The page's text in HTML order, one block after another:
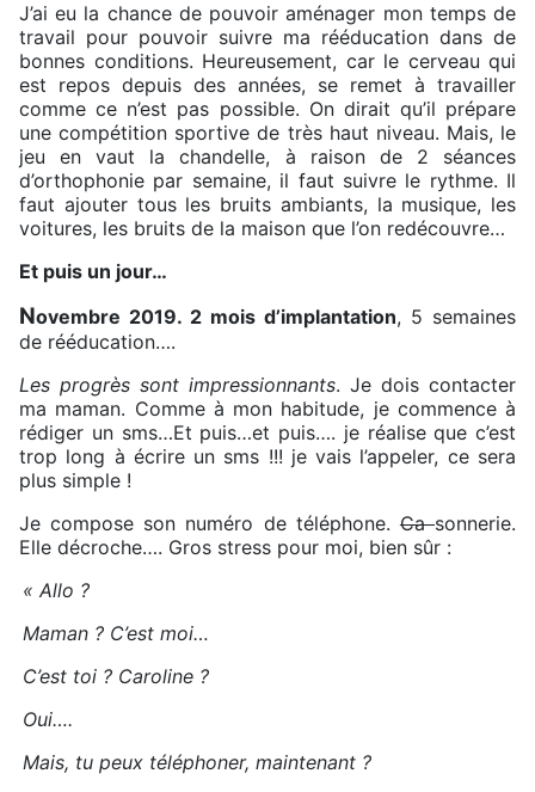
J’ai eu la chance de pouvoir aménager mon temps de
travail pour pouvoir suivre ma rééducation dans de
bonnes conditions. Heureusement, car le cerveau qui
est repos depuis des années, se remet à travailler
comme ce n’est pas possible. On dirait qu’il prépare
une compétition sportive de très haut niveau. Mais, le
jeu en vaut la chandelle, à raison de 2 séances
d’orthophonie par semaine, il faut suivre le rythme. Il
faut ajouter tous les bruits ambiants, la musique, les
voitures, les bruits de la maison que l’on redécouvre…
Et puis un jour…
Novembre 2019. 2 mois d’implantation, 5 semaines
de rééducation….
Les progrès sont impressionnants. Je dois contacter
ma maman. Comme à mon habitude, je commence à
rédiger un sms…Et puis…et puis…. je réalise que c’est
trop long à écrire un sms !!! je vais l’appeler, ce sera
plus simple !
Je compose son numéro de téléphone.Casonnerie.
Elle décroche…. Gros stress pour moi, bien sûr :
« Allo ?
Maman ? C’est moi…
C’est toi ? Caroline ?
Oui….
Mais, tu peux téléphoner, maintenant ?